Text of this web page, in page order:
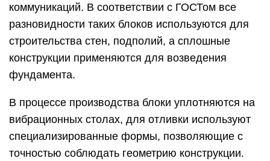
коммуникаций. В соответствии с ГОСТом все
разновидности таких блоков используются для
строительства стен, подполий, а сплошные
конструкции применяются для возведения
фундамента.
В процессе производства блоки уплотняются на
вибрационных столах, для отливки используют
специализированные формы, позволяющие с
точностью соблюдать геометрию конструкции.